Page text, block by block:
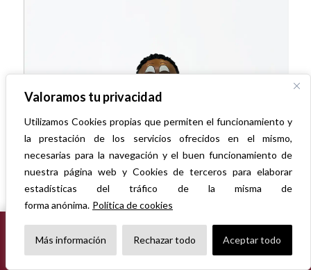
Valoramos tu privacidad
Utilizamos Cookies propias que permiten el funcionamiento y
la prestación de los servicios ofrecidos en el mismo,
necesarias para la navegación y el buen funcionamiento de
nuestra página web y Cookies de terceros para elaborar
estadísticas del tráfico de la misma de
forma anónima. Política de cookies
Más información Rechazar todo Aceptar todo
48,00
TANCAT PER VACANCES
De l’1 al 16 d’agost, ambdós inclosos. Tots els encàrrecs rebuts
durant aquest període es tramitaran a partir del 17 d’agost.